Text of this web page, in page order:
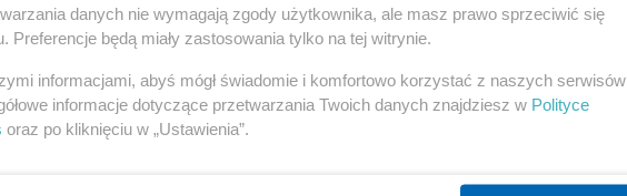
A Tusk ćwiczy „lapidarność
danych nie wymagają zgody użytkownika, ale masz prawo sprzeciwić się
Preferencje będą miały zastosowania tylko na tej witrynie.
informacjami, abyś mógł świadomie i komfortowo korzystać z naszych serwisów
informacje dotyczące przetwarzania Twoich danych znajdziesz w Polityce
oraz po kliknięciu w „Ustawienia”.